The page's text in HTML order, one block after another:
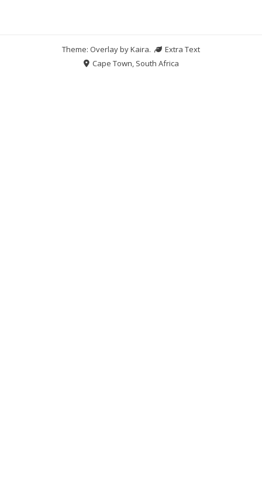
Theme: Overlay byKaira.
Extra Text
Cape Town, South Africa